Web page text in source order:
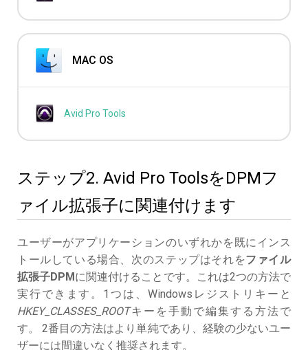
MAC OS
Avid Pro Tools
ステップ2. Avid Pro ToolsをDPMフ
ァイル拡張子に関連付けます
ユーザーがアプリケーションのいずれかを既にインス
トールしている場合、次のステップはそれをファイル
拡張子DPMに関連付けることです。これは2つの方法で
実行できます。1つは、Windowsレジストリキーと
HKEY_CLASSES_ROOTキーを手動で編集する方法で
す。 2番目の方法はより単純であり、経験の少ないユー
ザーには間違いなく推奨されます。